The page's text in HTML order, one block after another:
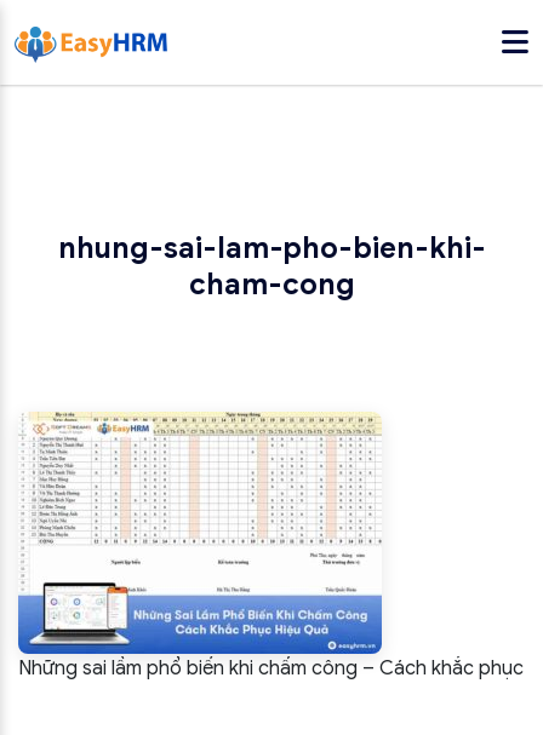
nhung-sai-lam-pho-bien-khi-
cham-cong
Những sai lầm phổ biến khi chấm công – Cách khắc phục